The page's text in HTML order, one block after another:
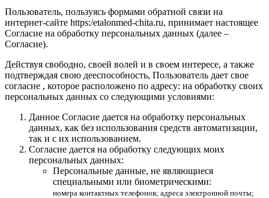
Пользователь, пользуясь формами обратной связи на
интернет-сайте https:/etalonmed-chita.ru, принимает настоящее
Согласие на обработку персональных данных (далее –
Согласие).
Действуя свободно, своей волей и в своем интересе, а также
подтверждая свою дееспособность, Пользователь дает свое
согласие , которое расположено по адресу: на обработку своих
персональных данных со следующими условиями:
Данное Согласие дается на обработку персональных
данных, как без использования средств автоматизации,
так и с их использованием.
Согласие дается на обработку следующих моих
персональных данных:
Персональные данные, не являющиеся
специальными или биометрическими:
номера контактных телефонов; адреса электронной почты;